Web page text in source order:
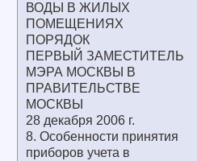
ВОДЫ В ЖИЛЫХ
ПОМЕЩЕНИЯХ
ПОРЯДОК
ПЕРВЫЙ ЗАМЕСТИТЕЛЬ
МЭРА МОСКВЫ В
ПРАВИТЕЛЬСТВЕ
МОСКВЫ
28 декабря 2006 г.
8. Особенности принятия
приборов учета в